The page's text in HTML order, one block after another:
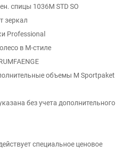
спицы 1036M STD SO
зеркал
Professional
в M-стиле
объемы M Sportpaket
без учета дополнительного
специальное ценовое